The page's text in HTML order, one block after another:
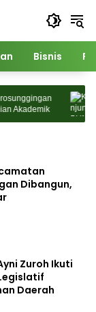
Bisnis
Dr
Dibangun,
Zuroh Ikuti
Daerah